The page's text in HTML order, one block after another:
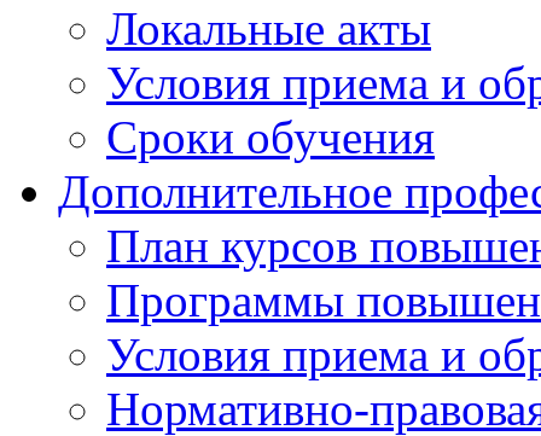
Локальные акты
Условия приема и
Сроки обучения
Дополнительное
План курсов
Программы
Условия приема и
Нормативно-